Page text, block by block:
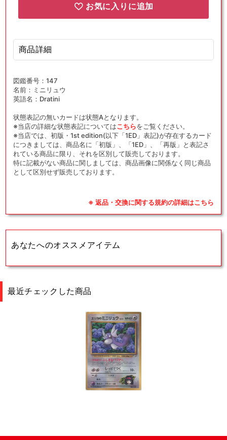
お気に入りに追加
商品詳細
図鑑番号：147
名前：ミニリュウ
英語名：Dratini
状態表記の無いカードは状態Aとなります。
※当店の詳細な状態表記についてはこちらをご覧ください。
※当店では、初版・1st edition(以下「1ED」表記)が存在するカード
につきましては、商品名に「初版」、「1ED」、「再版」と表記さ
れている商品に限り、それを区別して販売しております。
特に記載がない商品に関しましては、商品画像に関係なく同じ商品
として区別せず販売しております。
※ 返品・交換に関する規約の詳細はこちら
あなたへのオススメアイテム
最近チェックした商品